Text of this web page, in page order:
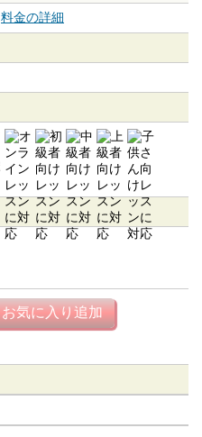
料金の詳細
お気に入り追加